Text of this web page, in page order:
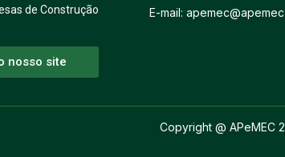
de Construção
nosso site
E-mail:
Copyright @ APeMEC